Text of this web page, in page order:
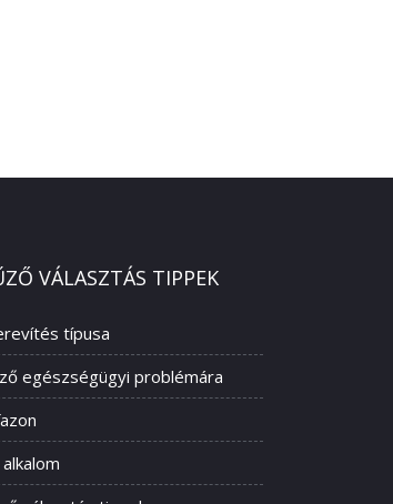
VÁLASZTÁS TIPPEK
típusa
egészségügyi problémára